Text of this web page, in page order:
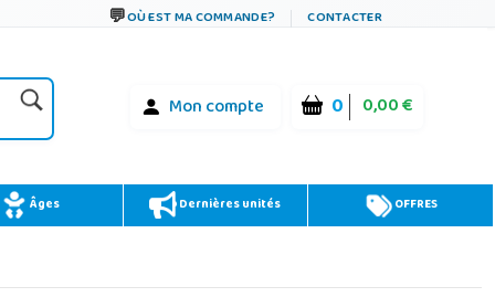
OÙ EST MA COMMANDE? CONTACTER
Mon compte 0 0,00 €
Âges Dernières unités OFFRES